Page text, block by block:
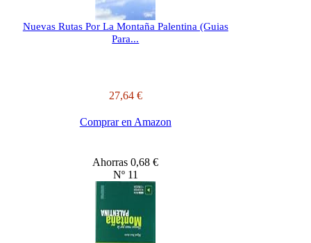
Nuevas Rutas Por La Montaña Palentina (Guias
Para...
27,64 €
Comprar en Amazon
Ahorras 0,68 €
Nº 11